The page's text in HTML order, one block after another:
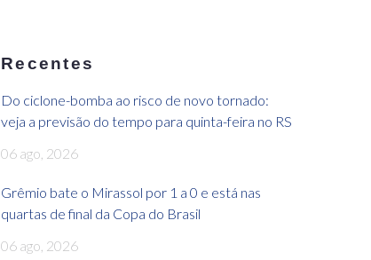
Recentes
Do ciclone-bomba ao risco de novo tornado:
veja a previsão do tempo para quinta-feira no RS
06 ago, 2026
Grêmio bate o Mirassol por 1 a 0 e está nas
quartas de final da Copa do Brasil
06 ago, 2026